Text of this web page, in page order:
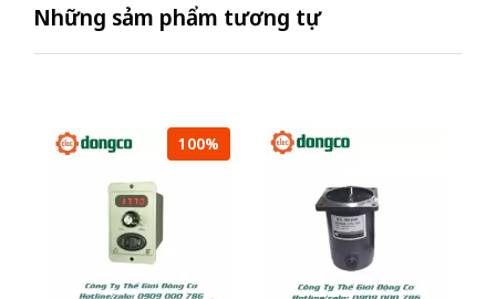
Những sảm phẩm tương tự
100%